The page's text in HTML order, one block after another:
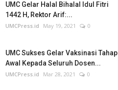
UMC Gelar Halal Bihalal Idul Fitri
1442 H, Rektor Arif:...
UMCPress.id May 19, 2021 0
UMC Sukses Gelar Vaksinasi Tahap
Awal Kepada Seluruh Dosen...
UMCPress.id Mar 28, 2021 0